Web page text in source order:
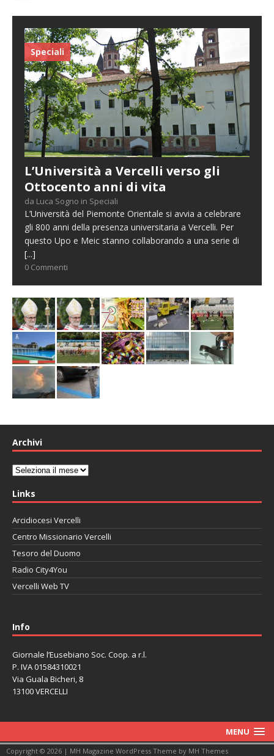
Speciali
L’Università a Vercelli verso gli
Ottocento anni di vita
da Luca Sogno in Speciali
L’Università del Piemonte Orientale si avvia a celebrare
gli 800 anni della presenza universitaria a Vercelli. Per
questo Upo e Meic stanno collaborando a una serie di
[...]
0 Commenti
Archivi
Archivi
Links
Arcidiocesi Vercelli
Centro Missionario Vercelli
Tesoro del Duomo
Radio City4You
Vercelli Web TV
Info
Giornale l’Eusebiano Soc. Coop. a r.l.
P. IVA 01584310021
Via Guala Bicheri, 8
13100 VERCELLI
MENU
Copyright © 2026 | MH Magazine WordPress Theme by MH Themes